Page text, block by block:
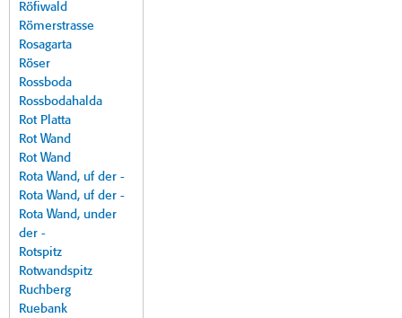
Röfiwald
Römerstrasse
Rosagarta
Röser
Rossboda
Rossbodahalda
Rot Platta
Rot Wand
Rot Wand
Rota Wand, uf der -
Rota Wand, uf der -
Rota Wand, under
der -
Rotspitz
Rotwandspitz
Ruchberg
Ruebank